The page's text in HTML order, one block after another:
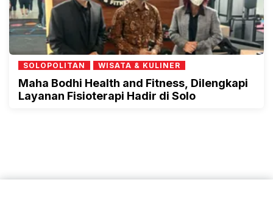
SOLOPOLITAN WISATA & KULINER
Maha Bodhi Health and Fitness, Dilengkapi
Layanan Fisioterapi Hadir di Solo